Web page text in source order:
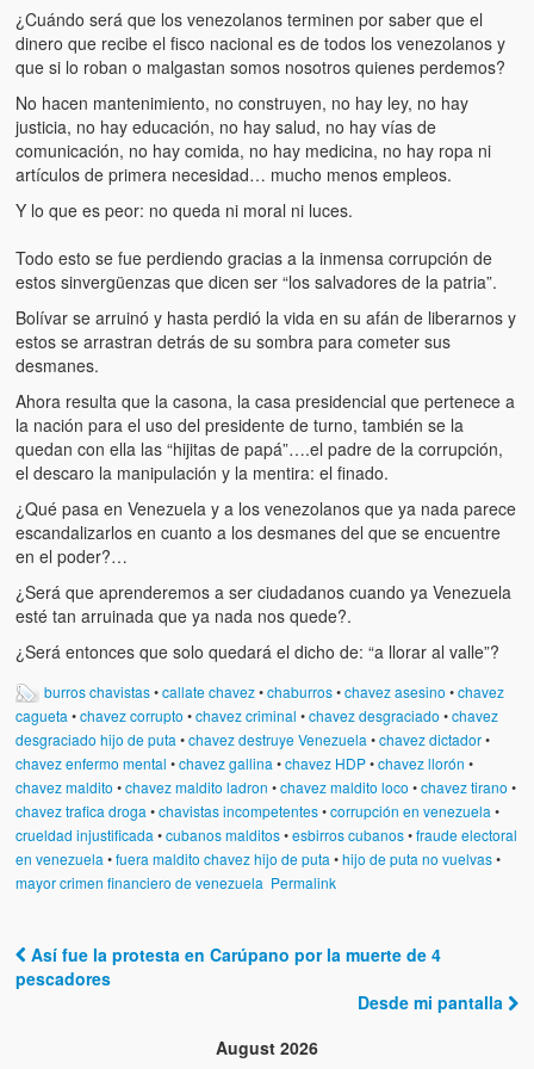
poder hasta el 31 de diciembre de 2009
Víctimas inocentes de la violencia castrista del 4 de Febrero de
1992
¡¡¡Miserable traidor, mira a tu pueblo!!! (Despicable traitor, look
your country!!!)
Fotos
Versos
Cuentos
Videos
Chistes
¿Cuándo será que los venezolanos terminen por saber que el
dinero que recibe el fisco nacional es de todos los venezolanos y
que si lo roban o malgastan somos nosotros quienes perdemos?
No hacen mantenimiento, no construyen, no hay ley, no hay
justicia, no hay educación, no hay salud, no hay vías de
comunicación, no hay comida, no hay medicina, no hay ropa ni
artículos de primera necesidad… mucho menos empleos.
Y lo que es peor: no queda ni moral ni luces.
Todo esto se fue perdiendo gracias a la inmensa corrupción de
estos sinvergüenzas que dicen ser “los salvadores de la patria”.
Bolívar se arruinó y hasta perdió la vida en su afán de liberarnos y
estos se arrastran detrás de su sombra para cometer sus
desmanes.
Ahora resulta que la casona, la casa presidencial que pertenece a
la nación para el uso del presidente de turno, también se la
quedan con ella las “hijitas de papá”….el padre de la corrupción,
el descaro la manipulación y la mentira: el finado.
¿Qué pasa en Venezuela y a los venezolanos que ya nada parece
escandalizarlos en cuanto a los desmanes del que se encuentre
en el poder?…
¿Será que aprenderemos a ser ciudadanos cuando ya Venezuela
esté tan arruinada que ya nada nos quede?.
¿Será entonces que solo quedará el dicho de: “a llorar al valle”?
burros chavistas•callate chavez•chaburros•chavez asesino •chavez
cagueta •chavez corrupto •chavez criminal •chavez desgraciado •chavez
desgraciado hijo de puta •chavez destruye Venezuela •chavez dictador•
chavez enfermo mental •chavez gallina •chavez HDP•chavez llorón •
chavez maldito •chavez maldito ladron •chavez maldito loco •chavez tirano •
chavez trafica droga •chavistas incompetentes•corrupción en venezuela •
crueldad injustificada •cubanos malditos•esbirros cubanos•fraude electoral
en venezuela •fuera maldito chavez hijo de puta •hijo de puta no vuelvas•
mayor crimen financiero de venezuela Permalink
Post navigation
Así fue la protesta en Carúpano por la muerte de 4
pescadores
Desde mi pantalla
August 2026